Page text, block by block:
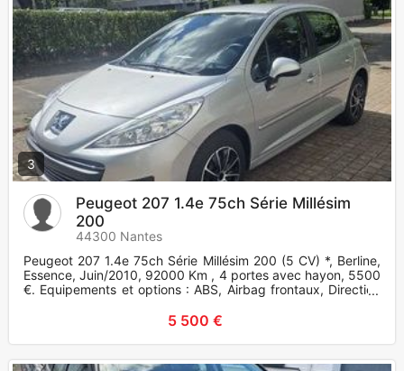
3
Peugeot 207 1.4e 75ch Série Millésim
200
44300 Nantes
Peugeot 207 1.4e 75ch Série Millésim 200 (5 CV) *, Berline,
Essence, Juin/2010, 92000 Km , 4 portes avec hayon, 5500
€. Equipements et options : ABS, Airbag frontaux, Direction
5 500 €